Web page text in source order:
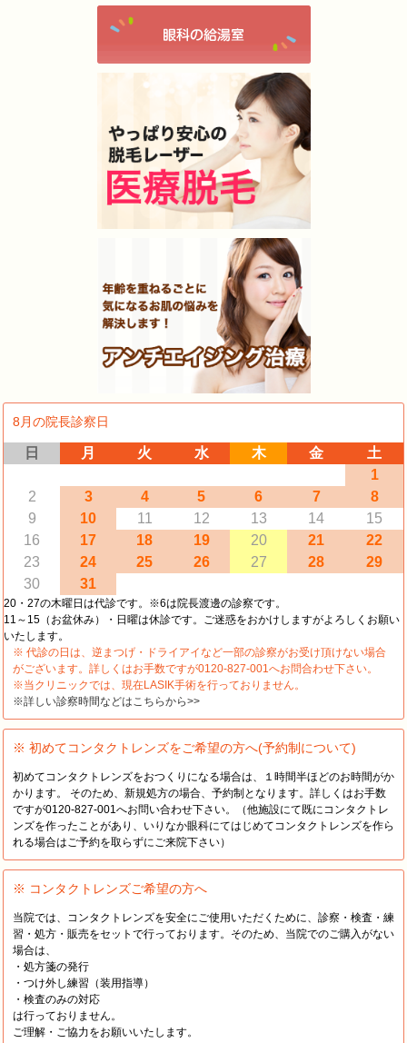
8月の院長診察日
日 月 火 水 木 金
土
1
2
3 4 5 6 7
8
9
10 11 12 13 14
15
16
17 18 19 20 21
22
23
24 25 26 27 28
29
30
31
20・27の木曜日は代診です。※6は院長渡邊の診察です。
11～15（お盆休み）・日曜は休診です。ご迷惑をおかけしますがよろしくお願い
いたします。
※ 代診の日は、逆まつげ・ドライアイなど一部の診察がお受け頂けない場合
がございます。詳しくはお手数ですが0120-827-001へお問合わせ下さい。
※当クリニックでは、現在LASIK手術を行っておりません。
※詳しい診察時間などはこちらから>>
※ 初めてコンタクトレンズをご希望の方へ(予約制について)
初めてコンタクトレンズをおつくりになる場合は、１時間半ほどのお時間がか
かります。 そのため、新規処方の場合、予約制となります。詳しくはお手数
ですが0120-827-001へお問い合わせ下さい。（他施設にて既にコンタクトレ
ンズを作ったことがあり、いりなか眼科にてはじめてコンタクトレンズを作ら
れる場合はご予約を取らずにご来院下さい）
※ コンタクトレンズご希望の方へ
当院では、コンタクトレンズを安全にご使用いただくために、診察・検査・練
習・処方・販売をセットで行っております。そのため、当院でのご購入がない
場合は、
・処方箋の発行
・つけ外し練習（装用指導）
・検査のみの対応
は行っておりません。
ご理解・ご協力をお願いいたします。